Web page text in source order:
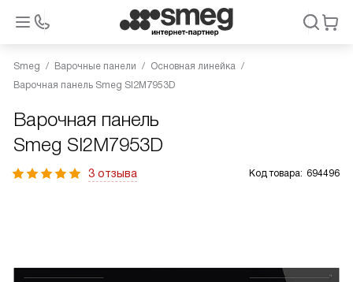
Smeg Варочные панели
Основная линейка
Варочная панель Smeg SI2M7953D
Варочная панель
Smeg SI2M7953D
3 отзыва Код товара: 694496